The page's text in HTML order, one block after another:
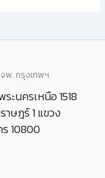
พ. กรุงเทพฯ
ะนครเหนือ 1518
าษฎร์ 1 แขวง
10800